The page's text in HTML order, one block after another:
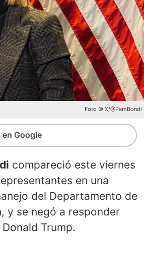
Foto © X/@PamBondi
en Google
compareció este viernes
en una
del Departamento de
, y se negó a responder
Trump.